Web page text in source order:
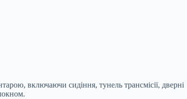
включаючи сидіння, тунель трансмісії, дверні